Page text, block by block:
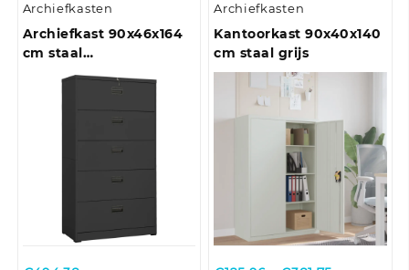
Archiefkasten
Archiefkast 90x46x164
cm staal
antracietkleurig
Archiefkasten
Kantoorkast 90x40x140
cm staal grijs